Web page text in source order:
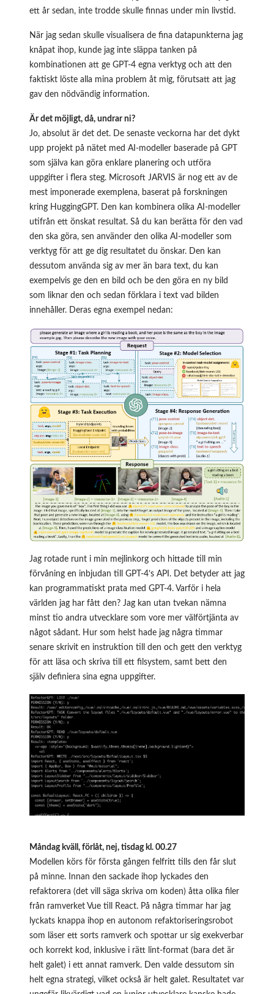
ett år sedan, inte trodde skulle finnas under min livstid.
När jag sedan skulle visualisera de fina datapunkterna jag
knåpat ihop, kunde jag inte släppa tanken på
kombinationen att ge GPT-4 egna verktyg och att den
faktiskt löste alla mina problem åt mig, förutsatt att jag
gav den nödvändig information.
Är det möjligt, då, undrar ni?
Jo, absolut är det det. De senaste veckorna har det dykt
upp projekt på nätet med AI-modeller baserade på GPT
som själva kan göra enklare planering och utföra
uppgifter i flera steg. Microsoft JARVIS är nog ett av de
mest imponerade exemplena, baserat på forskningen
kring HuggingGPT . Den kan kombinera olika AI-modeller
utifrån ett önskat resultat. Så du kan berätta för den vad
den ska göra, sen använder den olika AI-modeller som
verktyg för att ge dig resultatet du önskar. Den kan
dessutom använda sig av mer än bara text, du kan
exempelvis ge den en bild och be den göra en ny bild
som liknar den och sedan förklara i text vad bilden
innehåller. Deras egna exempel nedan:
Jag rotade runt i min mejlinkorg och hittade till min
förvåning en inbjudan till GPT-4’s API. Det betyder att jag
kan programmatiskt prata med GPT-4. Varför i hela
världen jag har fått den? Jag kan utan tvekan nämna
minst tio andra utvecklare som vore mer välförtjänta av
något sådant. Hur som helst hade jag några timmar
senare skrivit en instruktion till den och gett den verktyg
för att läsa och skriva till ett filsystem, samt bett den
själv definiera sina egna uppgifter.
Måndag kväll, förlåt, nej, tisdag kl. 00.27
Modellen körs för första gången felfritt tills den får slut
på minne. Innan den sackade ihop lyckades den
refaktorera (det vill säga skriva om koden) åtta olika filer
från ramverket Vue till React. På några timmar har jag
lyckats knappa ihop en autonom refaktoriseringsrobot
som läser ett sorts ramverk och spottar ur sig exekverbar
och korrekt kod, inklusive i rätt lint-format (bara det är
helt galet) i ett annat ramverk. Den valde dessutom sin
helt egna strategi, vilket också är helt galet. Resultatet var